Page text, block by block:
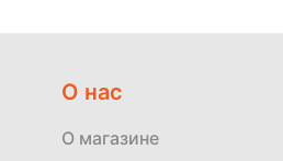
О нас
О магазине